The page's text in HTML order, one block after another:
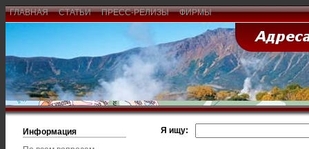
ГЛАВНАЯ СТАТЬИ ПРЕСС-РЕЛИЗЫ ФИРМЫ
Информация
Я ищу: